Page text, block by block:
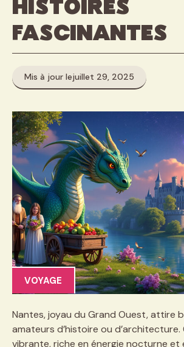
histoires
fascinantes
Mis à jour lejuillet 29, 2025
VOYAGE
Nantes, joyau du Grand Ouest, attire
amateurs d’histoire ou d’architecture.
vibrante, riche en énergie nocturne et